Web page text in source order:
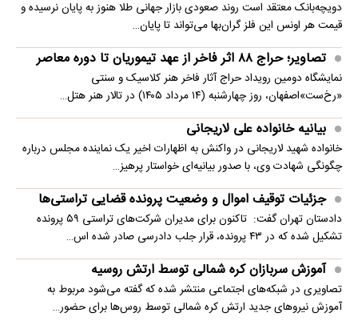
دویچه‌بانک معتقد است روند صعودی بازار جهانی طلا هنوز به پایان نرسیده و
قیمت هر اونس این فلز گران‌بها می‌تواند تا پایان…
تصاویر؛ حراج ۸۸ اثر فاخر از عهد تیموریان تا دوره معاصر
نمایشگاه دومین رویداد حراج آثار فاخر هنر کلاسیک و سنتی
«رخ‌ست»اصفهان، روز چهارشنبه (۱۴ مرداد ۱۴۰۵) در تالار هنر هتل…
بیانیه خانواده علی لاریجانی
خانواده شهید لاریجانی در واکنش به اظهارات اخیر یک نماینده مجلس درباره
چگونگی شهادت وی، با صدور بیانیه‌ای خواستار پرهیز…
جزئیات توقیف اموال و وضعیت پرونده قضایی تراستی‌ها
دادستان تهران گفت: تاکنون برای مدیران شرکت‌های تراستی ۵۹ پرونده
تشکیل شده که در ۴۳ پرونده، قرار جلب دادرسی صادر شده اس…
آموزش سربازان کره شمالی توسط ارتش روسیه
تصاویری در شبکه‌های اجتماعی منتشر شده که گفته می‌شود مربوط به
آموزش نیروهای جدید ارتش کره شمالی توسط روس‌ها برای حضور…